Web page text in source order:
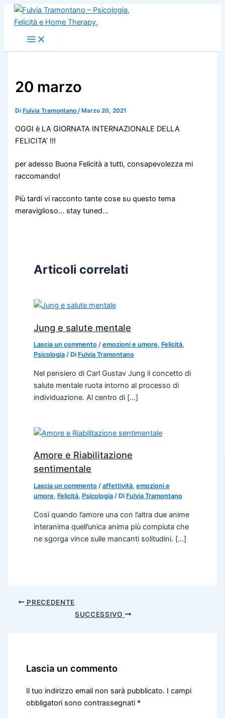
20 marzo
Di Fulvia Tramontano/ Marzo 20, 2021
OGGI è LA GIORNATA INTERNAZIONALE DELLA
FELICITA’ !!!
per adesso Buona Felicità a tutti, consapevolezza mi
raccomando!
Più tardi vi racconto tante cose su questo tema
meraviglioso… stay tuned…
Articoli correlati
Jung e salute mentale
Lascia un commento / emozioni e umore, Felicità,
Psicologia/ Di Fulvia Tramontano
Nel pensiero di Carl Gustav Jung il concetto di
salute mentale ruota intorno al processo di
individuazione. Al centro di […]
Amore e Riabilitazione
sentimentale
Lascia un commento / affettività, emozioni e
umore, Felicità, Psicologia/ Di Fulvia Tramontano
Così quando l’amore una con l’altra due anime
interanima quell’unica anima più compiuta che
ne sgorga vince sulle mancanti solitudini. […]
PRECEDENTE
SUCCESSIVO
Lascia un commento
Il tuo indirizzo email non sarà pubblicato. I campi
obbligatori sono contrassegnati *